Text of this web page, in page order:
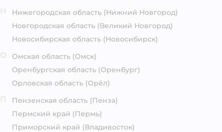
Нижегородская область (Нижний Новгород)
Новгородская область (Великий Новгород)
Новосибирская область (Новосибирск)
Омская область (Омск)
Оренбургская область (Оренбург)
Орловская область (Орёл)
Пензенская область (Пенза)
Пермский край (Пермь)
Приморский край (Владивосток)